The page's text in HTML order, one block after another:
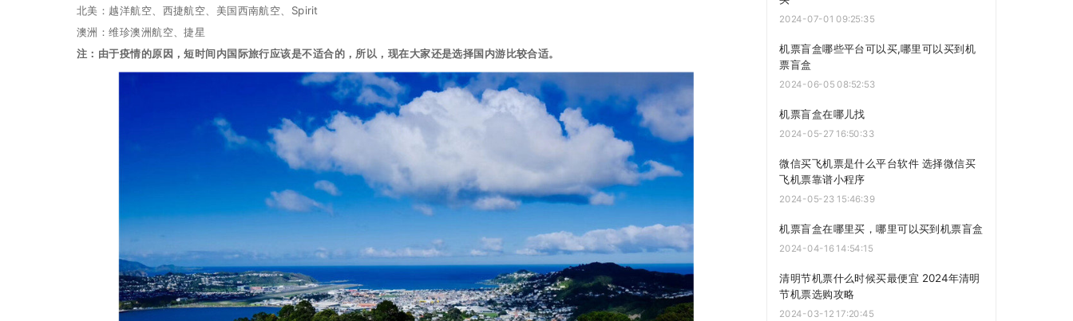
北美：越洋航空、西捷航空、美国西南航空、Spirit
澳洲：维珍澳洲航空、捷星
注：由于疫情的原因，短时间内国际旅行应该是不适合的，所以，现在大家还是选择国内游比较合适。
2024-07-01 09:25:35
机票盲盒哪些平台可以买,哪里可以买到机
票盲盒
2024-06-05 08:52:53
机票盲盒在哪儿找
2024-05-27 16:50:33
微信买飞机票是什么平台软件 选择微信买
飞机票靠谱小程序
2024-05-23 15:46:39
机票盲盒在哪里买，哪里可以买到机票盲盒
2024-04-16 14:54:15
清明节机票什么时候买最便宜 2024年清明
节机票选购攻略
2024-03-12 17:20:45